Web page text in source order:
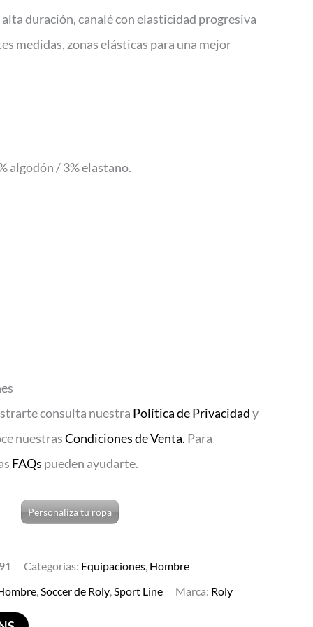
duración, canalé con elasticidad progresiva
medidas, zonas elásticas para una mejor
algodón / 3% elastano.
consulta nuestra Política de Privacidady
nuestrasCondiciones de Venta. Para
FAQs pueden ayudarte.
Personaliza tu ropa
Categorías: Equipaciones Hombre
Soccer de Roly Sport Line Marca: Roly